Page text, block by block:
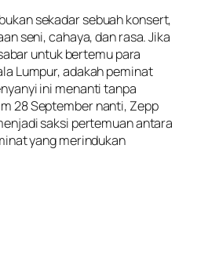
sekadar sebuah konsert,
seni, cahaya, dan rasa. Jika
untuk bertemu para
Lumpur, adakah peminat
ini menanti tanpa
28 September nanti, Zepp
saksi pertemuan antara
yang merindukan